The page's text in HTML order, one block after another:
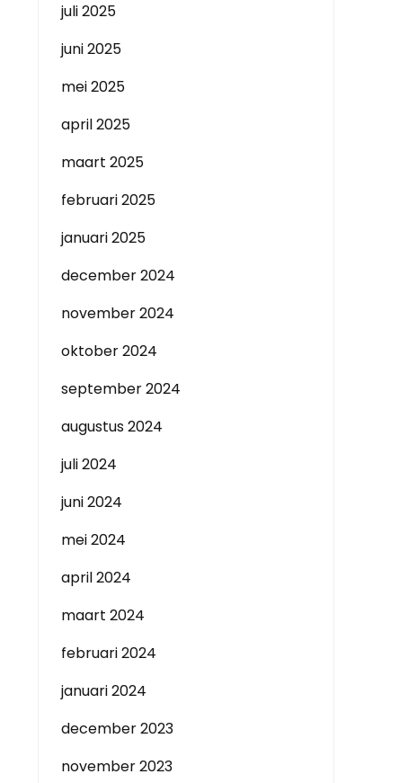
juli 2025
juni 2025
mei 2025
april 2025
maart 2025
februari 2025
januari 2025
december 2024
november 2024
oktober 2024
september 2024
augustus 2024
juli 2024
juni 2024
mei 2024
april 2024
maart 2024
februari 2024
januari 2024
december 2023
november 2023